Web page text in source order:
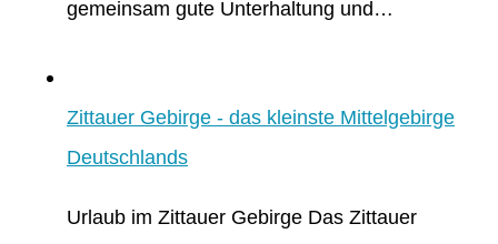
gemeinsam gute Unterhaltung und…
Zittauer Gebirge - das kleinste Mittelgebirge
Deutschlands
Urlaub im Zittauer Gebirge Das Zittauer